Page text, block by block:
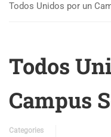
Todos Unidos por un
Todos
Campus
Categories